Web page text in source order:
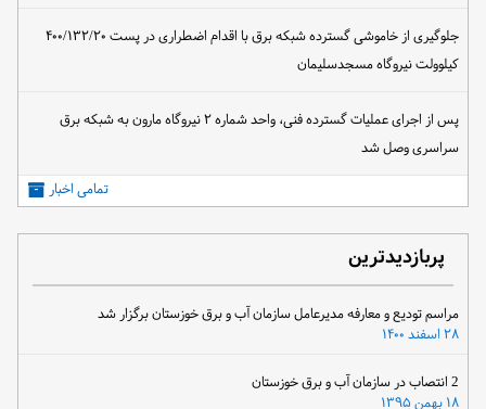
جلوگیری از خاموشی گسترده شبکه برق با اقدام اضطراری در پست ۴۰۰/۱۳۲/۲۰
کیلوولت نیروگاه مسجدسلیمان
پس از اجرای عملیات گسترده فنی، واحد شماره ۲ نیروگاه مارون به شبکه برق
سراسری وصل شد
تمامی اخبار
پربازدیدترین
مراسم تودیع و معارفه مدیرعامل سازمان آب و برق خوزستان برگزار شد
۲۸ اسفند ۱۴۰۰
۱۸ بهمن ۱۳۹۵